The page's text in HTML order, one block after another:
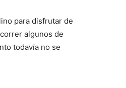
para disfrutar de
algunos de
todavía no se